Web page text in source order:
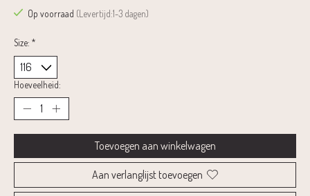
Op voorraad (Levertijd:1-3 dagen)
Size: *
Hoeveelheid:
Toevoegen aan winkelwagen
Aan verlanglijst toevoegen